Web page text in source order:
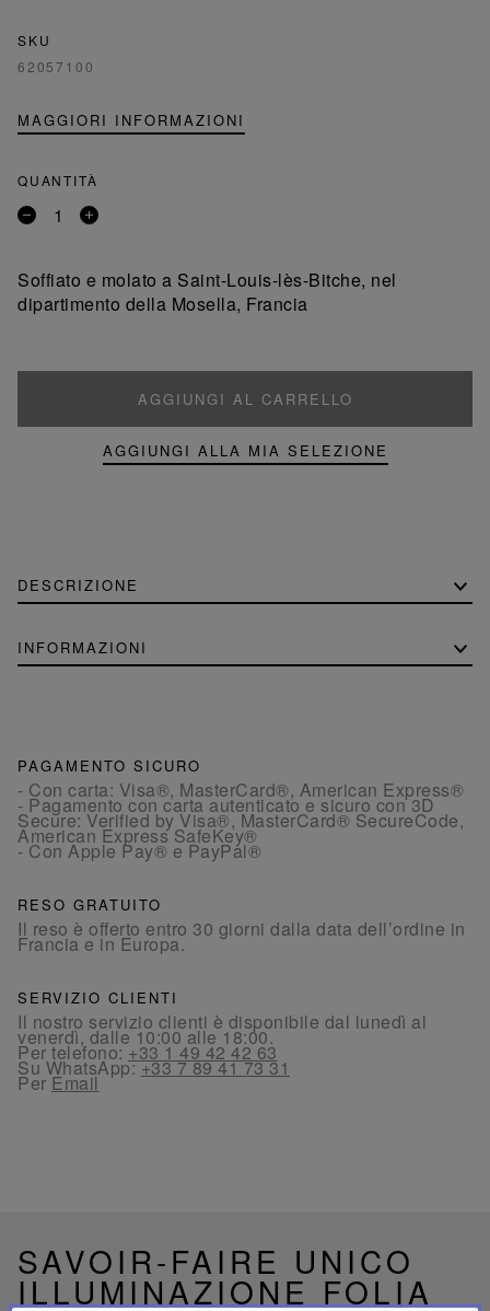
SKU
62057100
MAGGIORI INFORMAZIONI
QUANTITÀ
Rimuovi
Aggiungi
Soffiato e molato a Saint-Louis-lès-Bitche, nel
dipartimento della Mosella, Francia
AGGIUNGI AL CARRELLO
AGGIUNGI ALLA MIA SELEZIONE
DESCRIZIONE
INFORMAZIONI
PAGAMENTO SICURO
- Con carta: Visa®, MasterCard®, American Express®
- Pagamento con carta autenticato e sicuro con 3D
Secure: Verified by Visa®, MasterCard® SecureCode,
American Express SafeKey®
- Con Apple Pay® e PayPal®
RESO GRATUITO
Il reso è offerto entro 30 giorni dalla data dell’ordine in
Francia e in Europa.
SERVIZIO CLIENTI
Il nostro servizio clienti è disponibile dal lunedì al
venerdì, dalle 10:00 alle 18:00.
Per telefono:+33 1 49 42 42 63
Su WhatsApp:+33 7 89 41 73 31
PerEmail
SAVOIR-FAIRE UNICO
ILLUMINAZIONE FOLIA